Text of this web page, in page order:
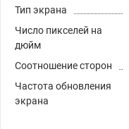
Тип экрана
Число пикселей на
дюйм
Соотношение сторон
Частота обновления
экрана